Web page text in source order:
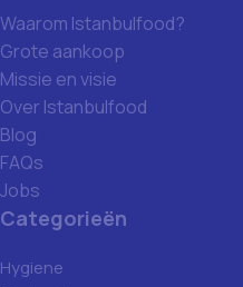
Waarom Istanbulfood?
Grote aankoop
Missie en visie
Over Istanbulfood
Blog
FAQs
Jobs
Categorieën
Hygiene